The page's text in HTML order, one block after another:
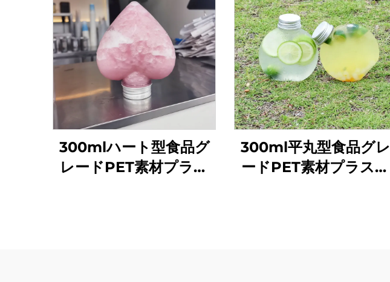
300mlハート型食品グ
レードPET素材プラス
300ml平丸型食品グレ
ードPET素材プラスチ